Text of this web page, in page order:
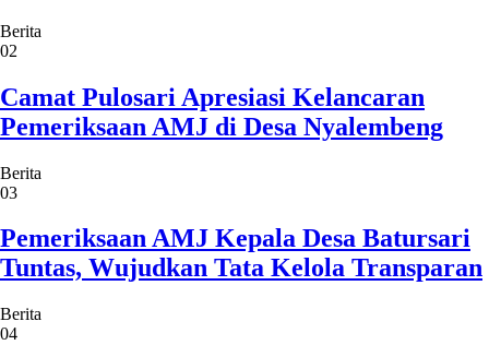
Berita
02
Camat Pulosari Apresiasi Kelancaran
Pemeriksaan AMJ di Desa Nyalembeng
Berita
03
Pemeriksaan AMJ Kepala Desa Batursari
Tuntas, Wujudkan Tata Kelola Transparan
Berita
04